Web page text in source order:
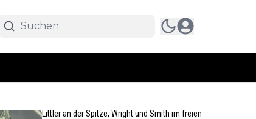
Littler an der Spitze, Wright und Smith im freien